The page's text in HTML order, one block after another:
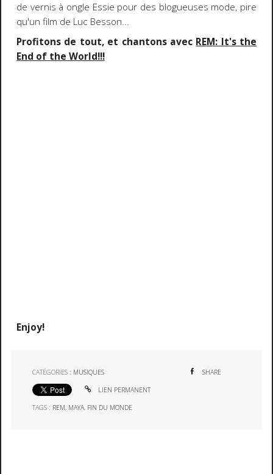
de vernis à ongle Essie pour des blogueuses mode, pire
qu'un film de Luc Besson...
Profitons de tout, et chantons avec REM: It's the
End of the World!!!
Enjoy!
CATÉGORIES : MUSIQUES SHARE
LIEN PERMANENT
TAGS : REM, MAYA, FIN DU MONDE